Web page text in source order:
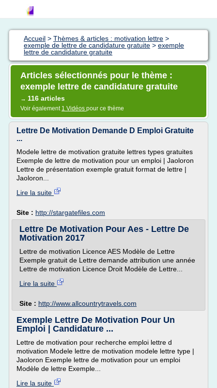
Accueil > Thèmes & articles : motivation lettre >
exemple de lettre de candidature gratuite > exemple
lettre de candidature gratuite
Articles sélectionnés pour le thème :
exemple lettre de candidature gratuite
→ 116 articles
Voir également 1 Vidéos pour ce thème
Lettre De Motivation Demande D Emploi Gratuite
...
Modele lettre de motivation gratuite lettres types gratuites
Exemple de lettre de motivation pour un emploi | Jaoloron
Lettre de présentation exemple gratuit format de lettre |
Jaoloron...
Lire la suite
Site : http://stargatefiles.com
Lettre De Motivation Pour Aes - Lettre De
Motivation 2017
Lettre de motivation Licence AES Modèle de Lettre
Exemple gratuit de Lettre demande attribution une année
Lettre de motivation Licence Droit Modèle de Lettre...
Lire la suite
Site : http://www.allcountrytravels.com
Exemple Lettre De Motivation Pour Un
Emploi | Candidature ...
Lettre de motivation pour recherche emploi lettre d
motivation Modele lettre de motivation modele lettre type |
Jaoloron Exemple lettre de motivation pour un emploi
Modèle de lettre Exemple...
Lire la suite